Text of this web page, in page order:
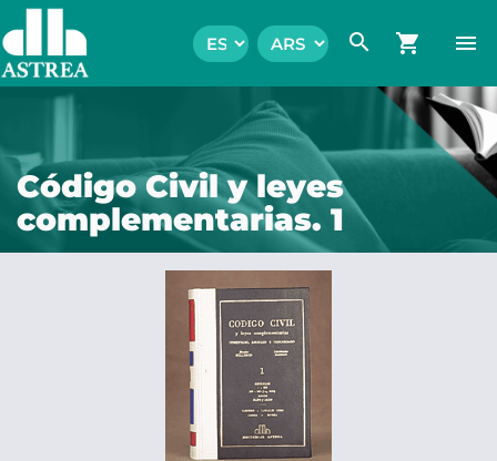
search shopping_cart menu
Código Civil y leyes
complementarias. 1